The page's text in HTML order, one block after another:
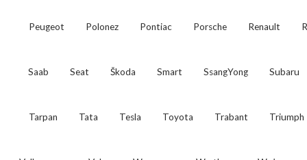
Peugeot Polonez Pontiac Porsche Renault
Saab Seat Škoda Smart SsangYong Subaru
Tarpan Tata Tesla Toyota Trabant Triumph